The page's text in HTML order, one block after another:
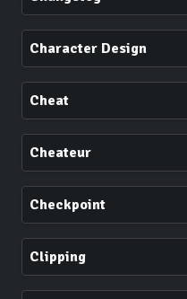
Character Design
Cheat
Cheateur
Checkpoint
Clipping